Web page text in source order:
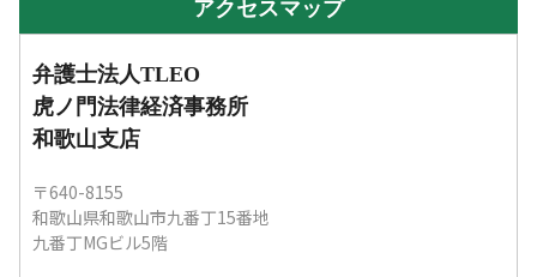
アクセスマップ
弁護士法人TLEO
虎ノ門法律経済事務所
和歌山支店
〒640-8155
和歌山県和歌山市九番丁15番地
九番丁MGビル5階